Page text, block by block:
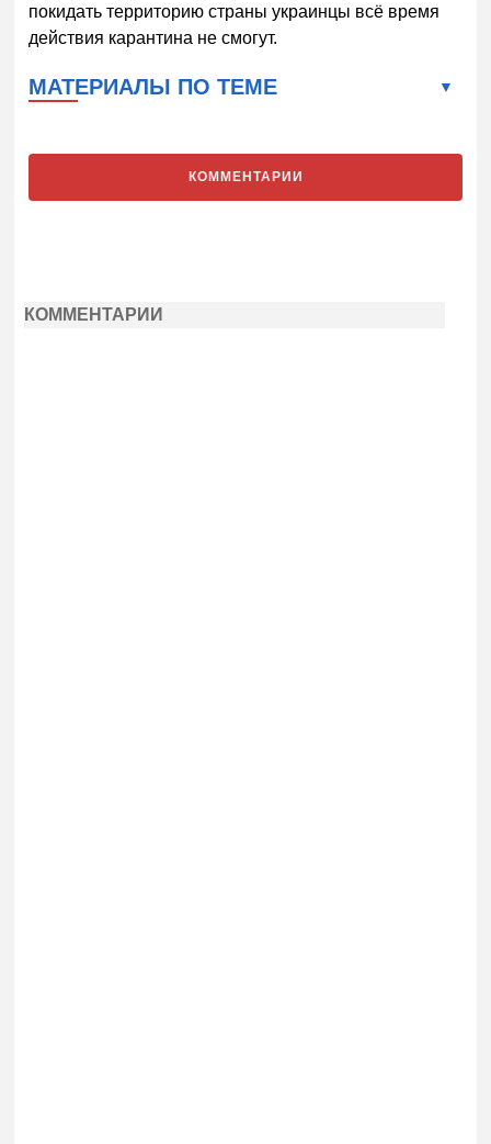
покидать территорию страны украинцы всё время
действия карантина не смогут.
МАТЕРИАЛЫ ПО ТЕМЕ
КОММЕНТАРИИ
КОММЕНТАРИИ